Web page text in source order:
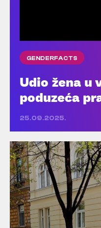
GENDERFACTS
Udio žena u
poduzeća
25.09.2025.